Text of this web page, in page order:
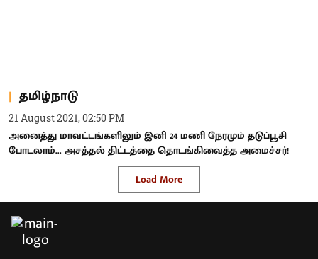
தமிழ்நாடு
21 August 2021, 02:50 PM
அனைத்து மாவட்டங்களிலும் இனி 24 மணி நேரமும் தடுப்பூசி
போடலாம்... அசத்தல் திட்டத்தை தொடங்கிவைத்த அமைச்சர்!
Load More